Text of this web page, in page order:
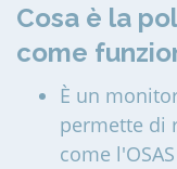
Cosa è la
come
È un
permette di
come